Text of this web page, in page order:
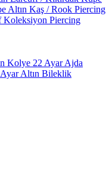
Altın Kaş / Rook Piercing
Koleksiyon Piercing
Kolye 22 Ayar Ajda
Altın Bileklik